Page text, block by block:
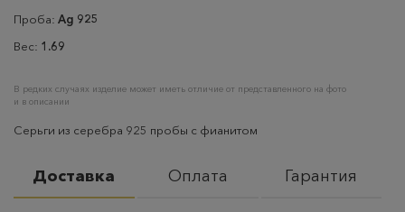
Проба: Ag 925
Вес: 1.69
В редких случаях изделие может иметь отличие от представленного на фото
и в описании
Серьги из серебра 925 пробы с фианитом
Доставка Оплата Гарантия